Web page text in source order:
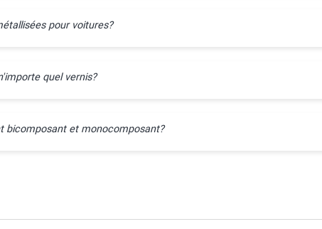
pour voitures?
quel vernis?
bicomposant et monocomposant?